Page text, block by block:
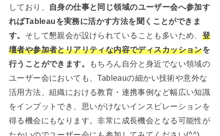
しており、
自身の仕事と同じ領域のユーザー会へ参加す
ればTableauを実務に活かす方法を聞くことができま
す。 そして懇親会が設けられていることも多いため、 登
壇者や参加者とリアリティな内容でディスカッションを
行うことができます。
もちろん自分と身近でない領域の
ユーザー会においても、Tableauの細かい技術や意外な
活用方法、組織における教育・連携事例など幅広い知識
をインプットでき、思いがけないインスピレーションを
得る機会にもなります。非常に成長機会となる可能性が